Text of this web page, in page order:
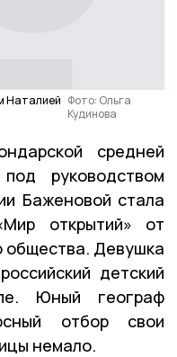
Наталией Фото: Ольга
Кудинова
средней
руководством
Баженовой стала
открытий» от
общества. Девушка
детский
Юный географ
отбор свои
немало.